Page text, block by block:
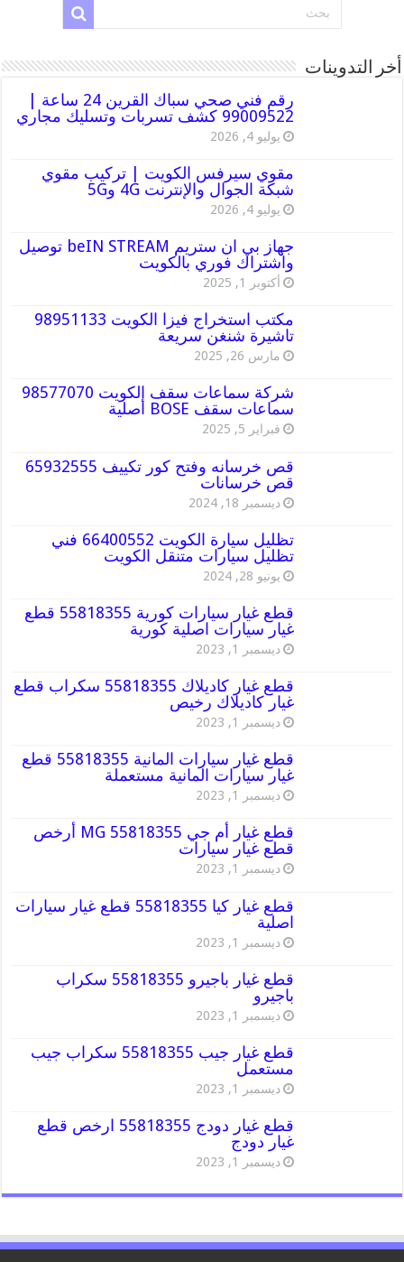
أخر التدوينات
رقم فني صحي سباك القرين 24 ساعة |
99009522 كشف تسربات وتسليك مجاري
يوليو 4, 2026
مقوي سيرفس الكويت | تركيب مقوي
شبكة الجوال والإنترنت 4G و5G
يوليو 4, 2026
جهاز بي ان ستريم beIN STREAM توصيل
واشتراك فوري بالكويت
أكتوبر 1, 2025
مكتب استخراج فيزا الكويت 98951133
تاشيرة شنغن سريعة
مارس 26, 2025
شركة سماعات سقف الكويت 98577070
سماعات سقف BOSE أصلية
فبراير 5, 2025
قص خرسانه وفتح كور تكييف 65932555
قص خرسانات
ديسمبر 18, 2024
تظليل سيارة الكويت 66400552 فني
تظليل سيارات متنقل الكويت
يونيو 28, 2024
قطع غيار سيارات كورية 55818355 قطع
غيار سيارات اصلية كورية
ديسمبر 1, 2023
قطع غيار كاديلاك 55818355 سكراب قطع
غيار كاديلاك رخيص
ديسمبر 1, 2023
قطع غيار سيارات المانية 55818355 قطع
غيار سيارات المانية مستعملة
ديسمبر 1, 2023
قطع غيار أم جي MG 55818355 أرخص
قطع غيار سيارات
ديسمبر 1, 2023
قطع غيار كيا 55818355 قطع غيار سيارات
اصلية
ديسمبر 1, 2023
قطع غيار باجيرو 55818355 سكراب
باجيرو
ديسمبر 1, 2023
قطع غيار جيب 55818355 سكراب جيب
مستعمل
ديسمبر 1, 2023
قطع غيار دودج 55818355 ارخص قطع
غيار دودج
ديسمبر 1, 2023